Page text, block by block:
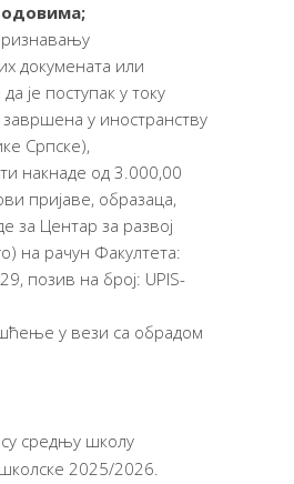
;
докумената или
је поступак у току
у иностранству
Српске),
накнаде од 3.000,00
пријаве, образаца,
за Центар за развој
на рачун Факултета:
позив на број: UPIS-
у вези са обрадом
су средњу школу
2025/2026.